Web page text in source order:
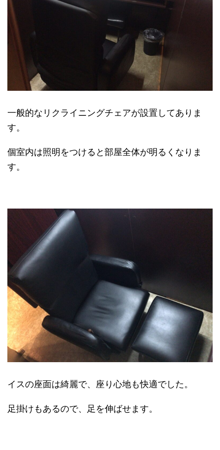
一般的なリクライニングチェアが設置してありま
す。
個室内は照明をつけると部屋全体が明るくなりま
す。
イスの座面は綺麗で、座り心地も快適でした。
足掛けもあるので、足を伸ばせます。